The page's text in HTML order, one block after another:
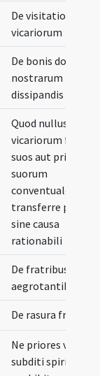
De visitatione
vicariorum
De bonis
nostrarum non
dissipandis
Quod nullus
vicariorum fratres
suos aut priorum
suorum
conventuales
transferre possit
sine causa
rationabili
De fratribus
aegrotantibus
De rasura fratrum
Ne priores vel
subditi spiritualia